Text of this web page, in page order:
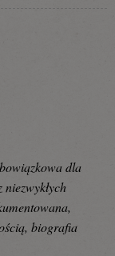
dla
biografia